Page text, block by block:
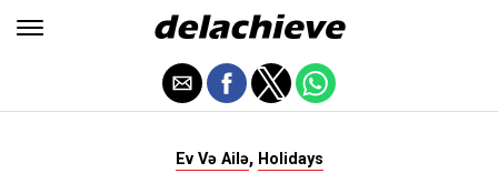
Ev Və Ailə, Holidays